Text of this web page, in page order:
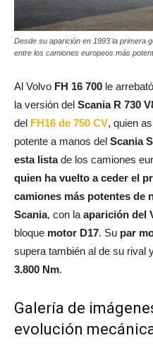
Desde su aparición en 1993 la primera
entre los camiones europeos más
Al Volvo FH 16 700 le
la versión del Scania R 730
del FH16 de 750 CV, quien
potente a manos del Scania
esta listade los camiones
quien ha vuelto a ceder el
camiones más potentes de
Scania, con la aparición del
bloque motor D17. Su par
supera también al de su rival
3.800 Nm.
Galería de
evolución